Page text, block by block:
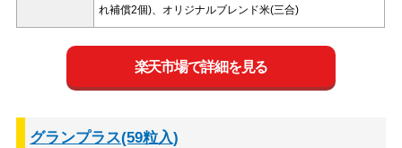
れ補償2個)、オリジナルブレンド米(三合)
楽天市場で詳細を見る
グランプラス(59粒入)